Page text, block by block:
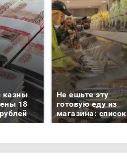
казны
18
Не ешьте эту
готовую еду из
магазина: список